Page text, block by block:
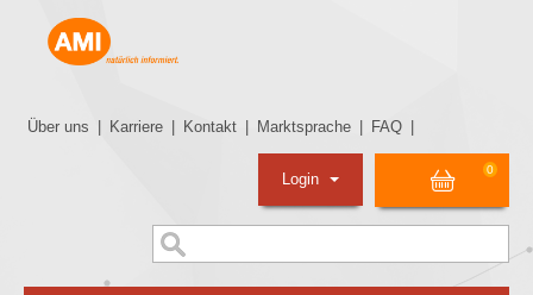
Über uns Karriere Kontakt Marktsprache FAQ
0
Login